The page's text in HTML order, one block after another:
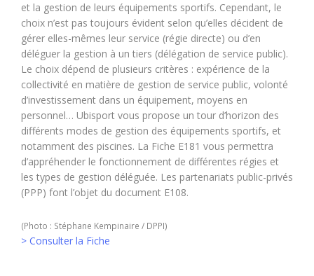
et la gestion de leurs équipements sportifs. Cependant, le
choix n’est pas toujours évident selon qu’elles décident de
gérer elles-mêmes leur service (régie directe) ou d’en
déléguer la gestion à un tiers (délégation de service public).
Le choix dépend de plusieurs critères : expérience de la
collectivité en matière de gestion de service public, volonté
d’investissement dans un équipement, moyens en
personnel… Ubisport vous propose un tour d’horizon des
différents modes de gestion des équipements sportifs, et
notamment des piscines. La Fiche E181 vous permettra
d’appréhender le fonctionnement de différentes régies et
les types de gestion déléguée. Les partenariats public-privés
(PPP) font l’objet du document E108.
(Photo : Stéphane Kempinaire / DPPI)
> Consulter la Fiche